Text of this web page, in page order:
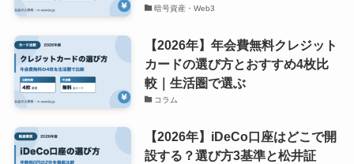
暗号資産・Web3
【2026年】年会費無料クレジット
カードの選び方とおすすめ4枚比
較｜生活圏で選ぶ
コラム
【2026年】iDeCo口座はどこで開
設する？選び方3基準と松井証